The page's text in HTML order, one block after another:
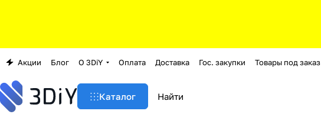
Акции Блог О 3DiY Оплата Доставка Гос. закупки Товары под заказ
Каталог